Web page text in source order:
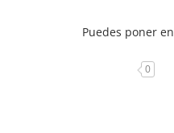
Puedes poner en
0